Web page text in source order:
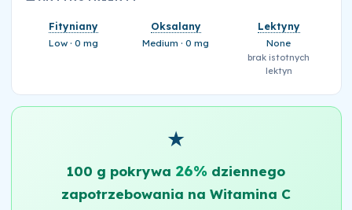
Fityniany
Low · 0 mg
Oksalany
Medium · 0 mg
Lektyny
None
brak istotnych
lektyn
★
100 g pokrywa 26% dziennego
zapotrzebowania na Witamina C